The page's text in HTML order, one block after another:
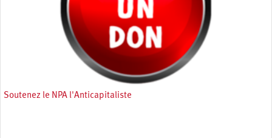
Soutenez le NPA l'Anticapitaliste